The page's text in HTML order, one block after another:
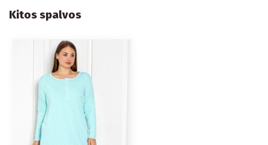
Kitos spalvos